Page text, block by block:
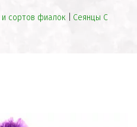
и сортов фиалок | Сеянцы С